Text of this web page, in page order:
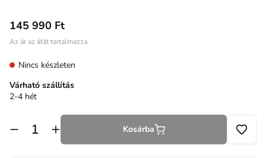
145 990 Ft
Az ár az áfát tartalmazza.
Nincs készleten
Várható szállítás
2-4 hét
Kosárba